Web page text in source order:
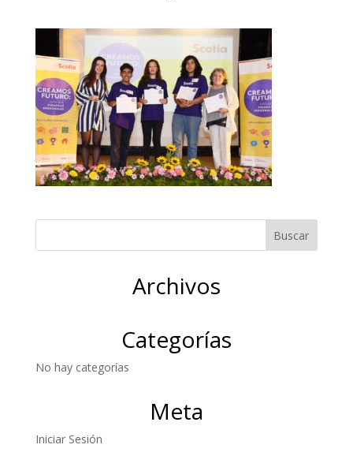
Archivos
Categorías
No hay categorías
Meta
Iniciar Sesión